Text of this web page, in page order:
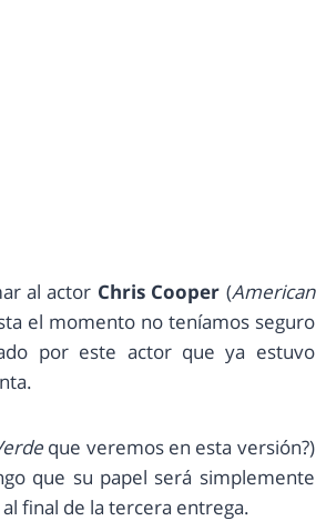
al actor Chris Cooper (American
el momento no teníamos seguro
por este actor que ya estuvo
que veremos en esta versión?)
que su papel será simplemente
final de la tercera entrega.